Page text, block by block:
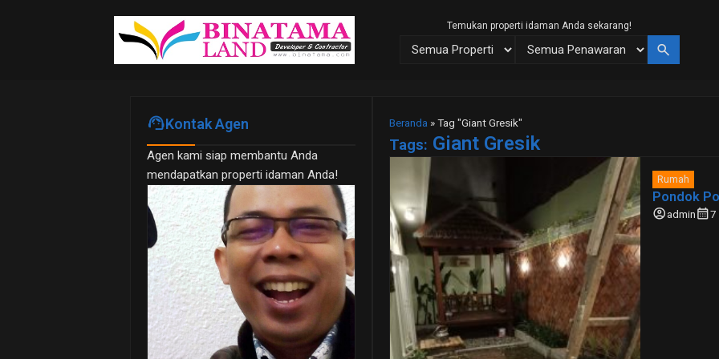
Temukan properti idaman Anda sekarang!
search
Beranda »Tag "Giant Gresik"
Tags: Giant Gresik
Rumah
Pondok
account_circleadmincalendar_month7
support_agentKontak Agen
Agen kami siap membantu Anda
mendapatkan properti idaman Anda!